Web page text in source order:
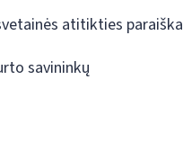
atitikties paraiška
savininkų